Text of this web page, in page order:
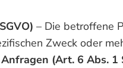
– Die betroffene
Zweck oder
(Art. 6 Abs. 1